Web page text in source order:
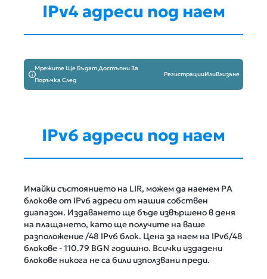
IPv4 адреси под наем
Мрежите Ще Бъдат Достъпни За
Поръчка След
РегистрацииИлиВлизане
IPv6 адреси под наем
Имайки състоянието на LIR, можем да наемем PA
блокове от IPv6 адреси от нашия собствен
диапазон. Издаването ще бъде извършено в деня
на плащането, като ще получите на ваше
разположение /48 IPv6 блок. Цена за наем на IPv6/48
блокове -110.79 BGN годишно. Всички издадени
блокове никога не са били използвани преди.